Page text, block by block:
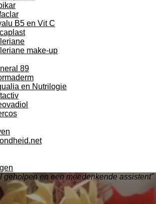
B5 en Vit C
make-up
89
en Nutrilogie
geholpen en een meedenkende assistent"